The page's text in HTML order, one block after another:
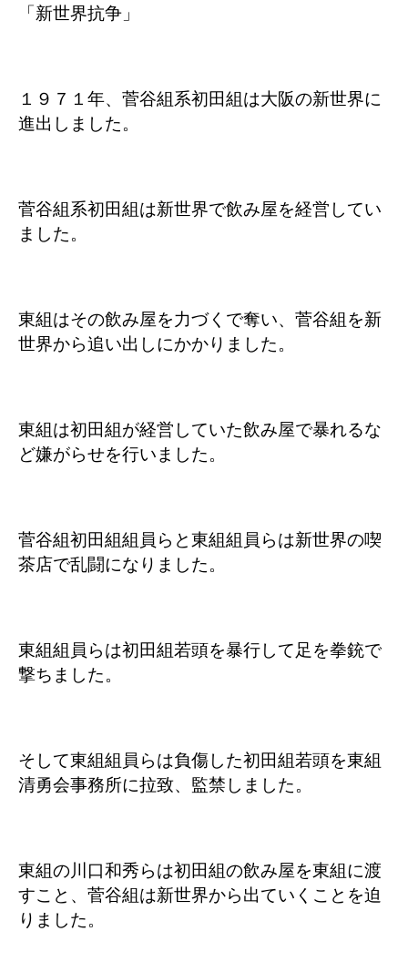
「新世界抗争」
１９７１年、菅谷組系初田組は大阪の新世界に
進出しました。
菅谷組系初田組は新世界で飲み屋を経営してい
ました。
東組はその飲み屋を力づくで奪い、菅谷組を新
世界から追い出しにかかりました。
東組は初田組が経営していた飲み屋で暴れるな
ど嫌がらせを行いました。
菅谷組初田組組員らと東組組員らは新世界の喫
茶店で乱闘になりました。
東組組員らは初田組若頭を暴行して足を拳銃で
撃ちました。
そして東組組員らは負傷した初田組若頭を東組
清勇会事務所に拉致、監禁しました。
東組の川口和秀らは初田組の飲み屋を東組に渡
すこと、菅谷組は新世界から出ていくことを迫
りました。